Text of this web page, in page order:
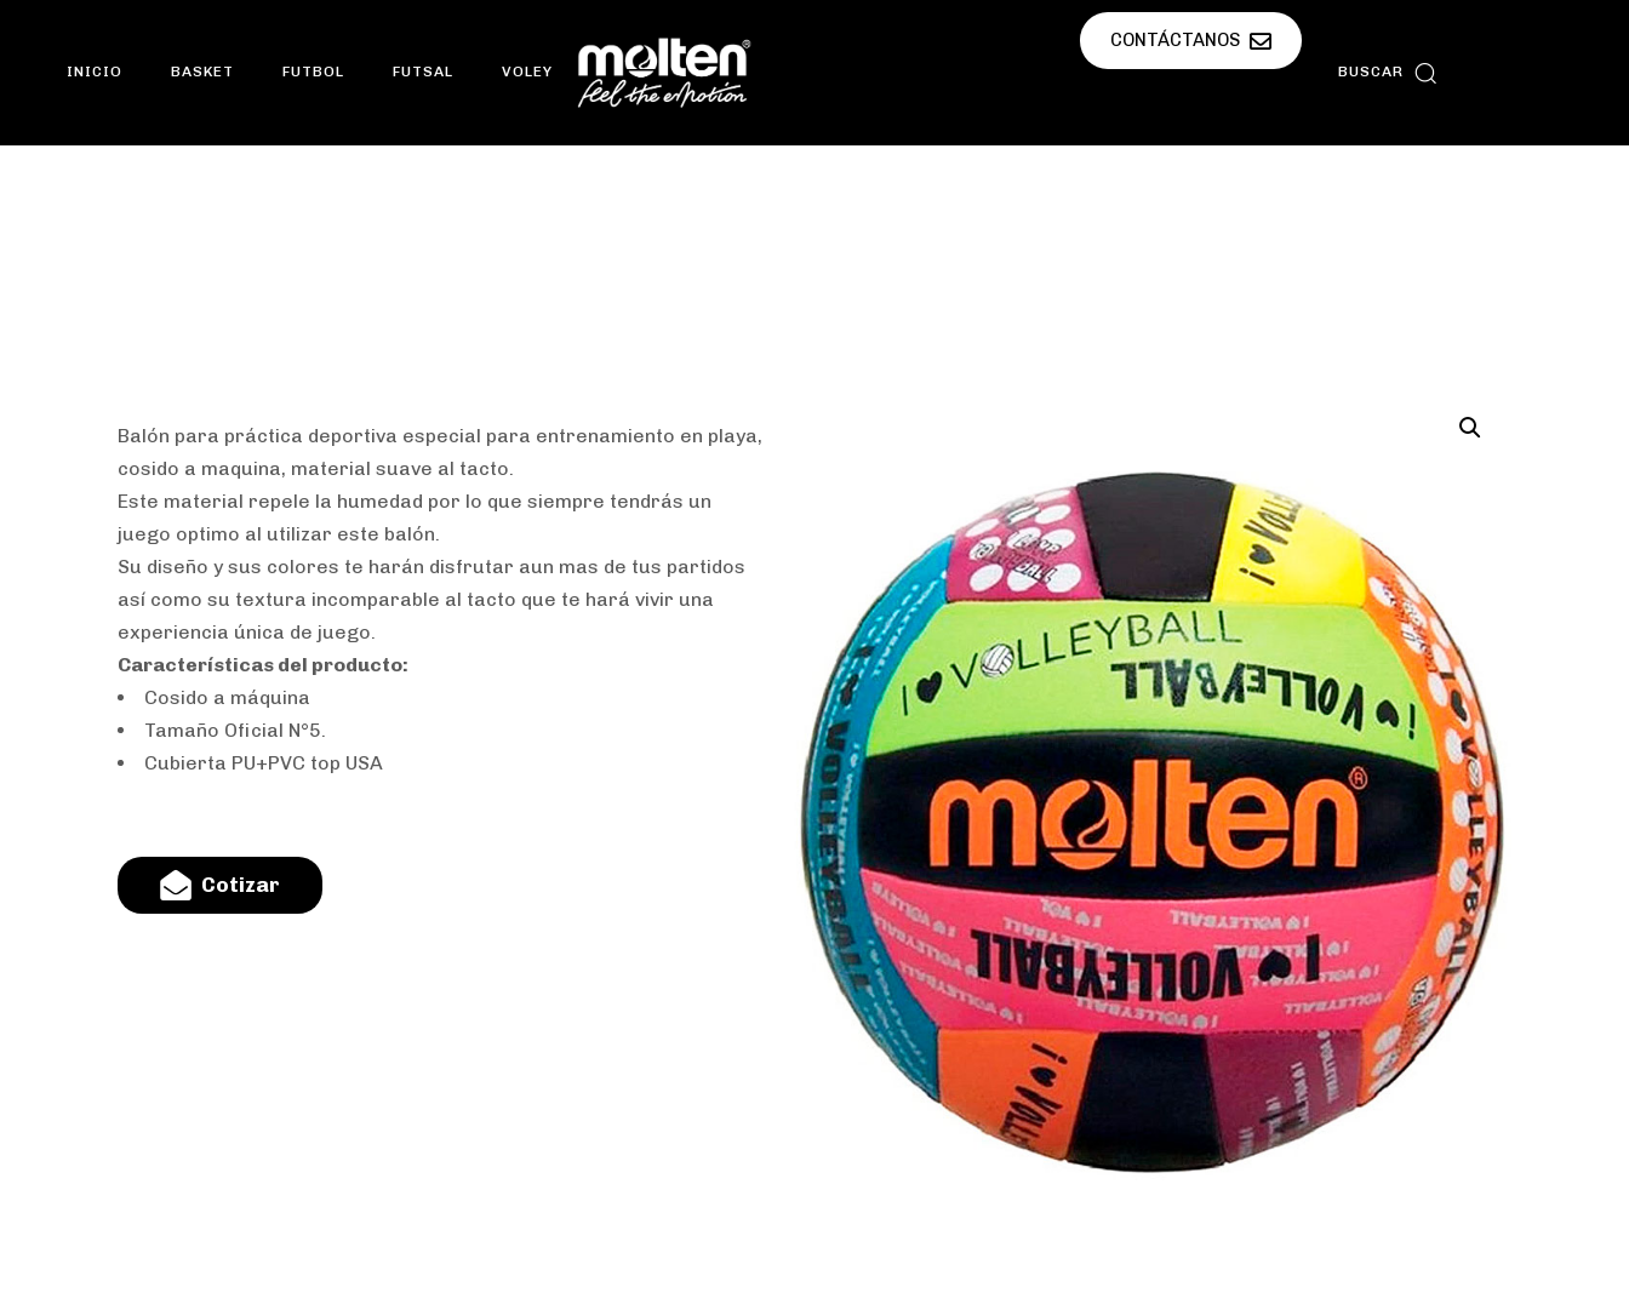
INICIO BASKET FUTBOL FUTSAL VOLEY
CONTÁCTANOS
BUSCAR
Balón para práctica deportiva especial para entrenamiento en playa,
cosido a maquina, material suave al tacto.
Este material repele la humedad por lo que siempre tendrás un
juego optimo al utilizar este balón.
Su diseño y sus colores te harán disfrutar aun mas de tus partidos
así como su textura incomparable al tacto que te hará vivir una
experiencia única de juego.
Características del producto:
Cosido a máquina
Tamaño Oficial N°5.
Cubierta PU+PVC top USA
Cotizar